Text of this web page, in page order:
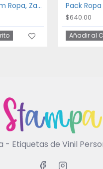
Pack Premium Ropa, Zapatos y Escuela Black and White
$640.00
Añadir al
- Etiquetas de Vinil